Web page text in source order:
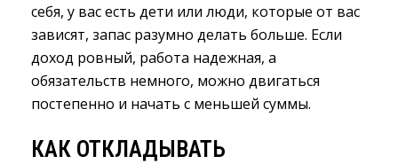
себя, у вас есть дети или люди, которые от вас
зависят, запас разумно делать больше. Если
доход ровный, работа надежная, а
обязательств немного, можно двигаться
постепенно и начать с меньшей суммы.
КАК ОТКЛАДЫВАТЬ